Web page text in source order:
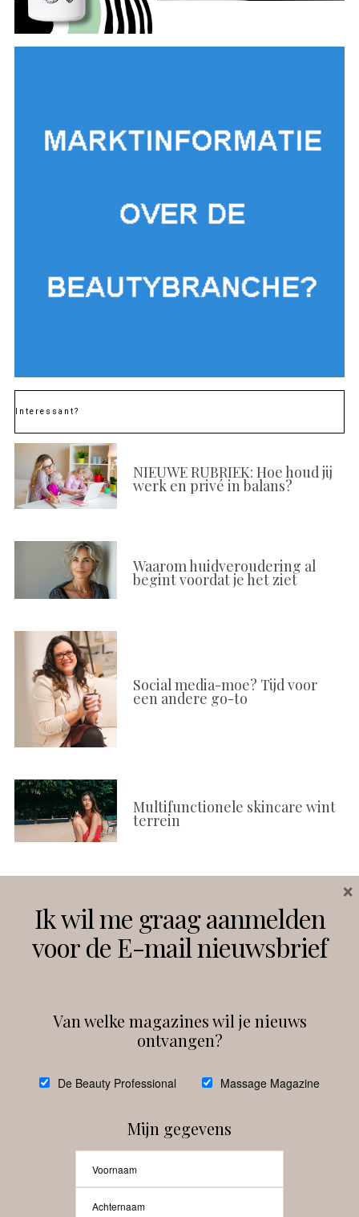
Interessant?
NIEUWE RUBRIEK: Hoe houd jij
werk en privé in balans?
Waarom huidveroudering al
begint voordat je het ziet
Social media-moe? Tijd voor
een andere go-to
Multifunctionele skincare wint
terrein
Instagram Facebook
debeautyprofessional
Ik wil me graag aanmelden
voor de E-mail nieuwsbrief
Van welke magazines wil je nieuws
ontvangen?
De Beauty Professional Massage Magazine
Mijn gegevens
×